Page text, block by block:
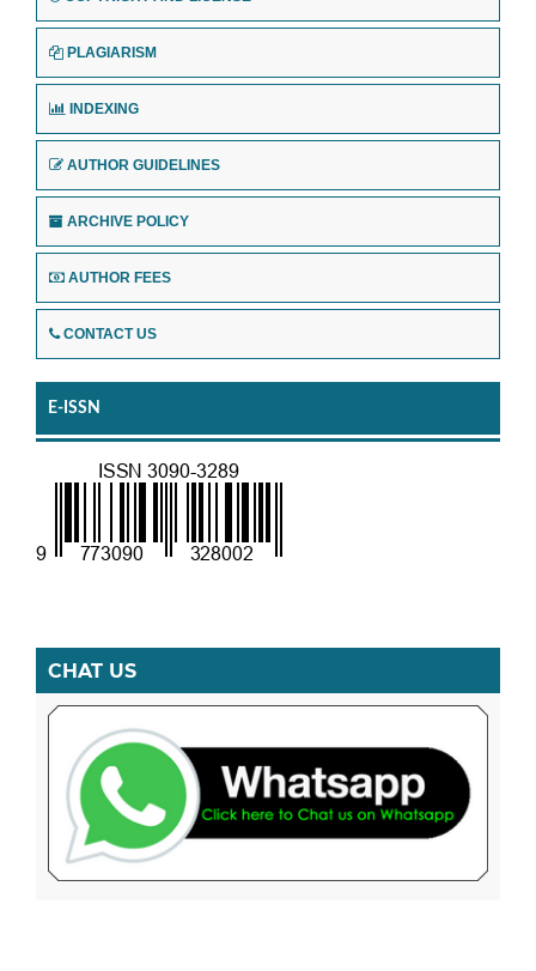
PLAGIARISM
INDEXING
AUTHOR GUIDELINES
ARCHIVE POLICY
AUTHOR FEES
CONTACT US
E-ISSN
CHAT US